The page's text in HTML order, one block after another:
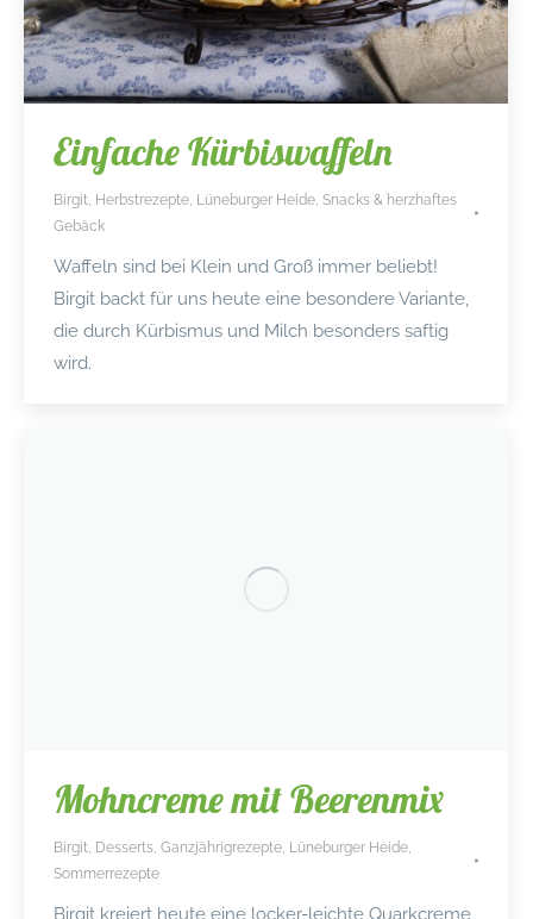
Einfache Kürbiswaffeln
Birgit Herbstrezepte Lüneburger Heide Snacks & herzhaftes
Gebäck
Waffeln sind bei Klein und Groß immer beliebt!
Birgit backt für uns heute eine besondere Variante,
die durch Kürbismus und Milch besonders saftig
wird.
Mohncreme mit Beerenmix
Birgit Desserts Ganzjährigrezepte Lüneburger Heide
Sommerrezepte
Birgit kreiert heute eine locker-leichte Quarkcreme,